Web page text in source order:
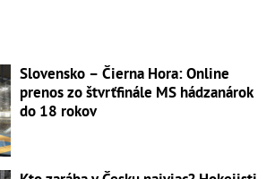
Slovensko – Čierna Hora: Online
prenos zo štvrťfinále MS hádzanárok
do 18 rokov